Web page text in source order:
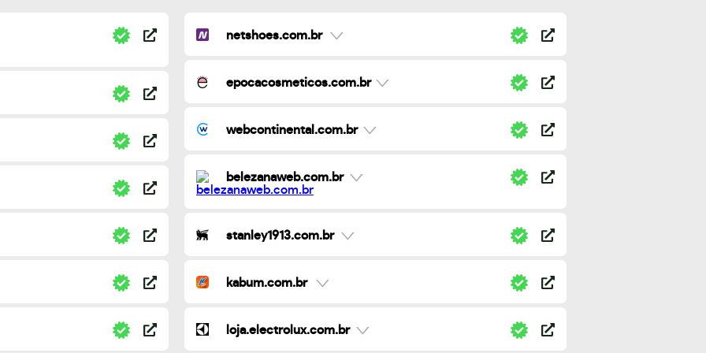
netshoes.com.br
epocacosmeticos.com.br
webcontinental.com.br
belezanaweb.com.br
stanley1913.com.br
kabum.com.br
loja.electrolux.com.br